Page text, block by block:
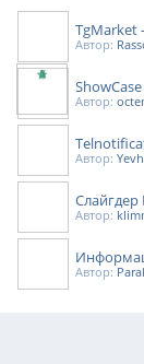
TgMarket
Автор:
Автор:
Автор:
Слайгдер
Автор:
Автор: